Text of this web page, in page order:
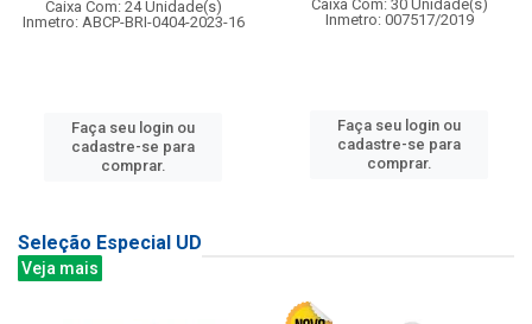
Caixa Com: 24 Unidade(s)
Inmetro: ABCP-BRI-0404-2023-16
Faça seu login ou
cadastre-se para
comprar.
Caixa Com: 30 Unidade(s)
Inmetro: 007517/2019
Faça seu login ou
cadastre-se para
comprar.
Seleção Especial UD
Veja mais